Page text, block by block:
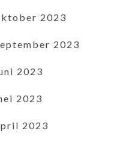
2023
2023
2023
2023
2023